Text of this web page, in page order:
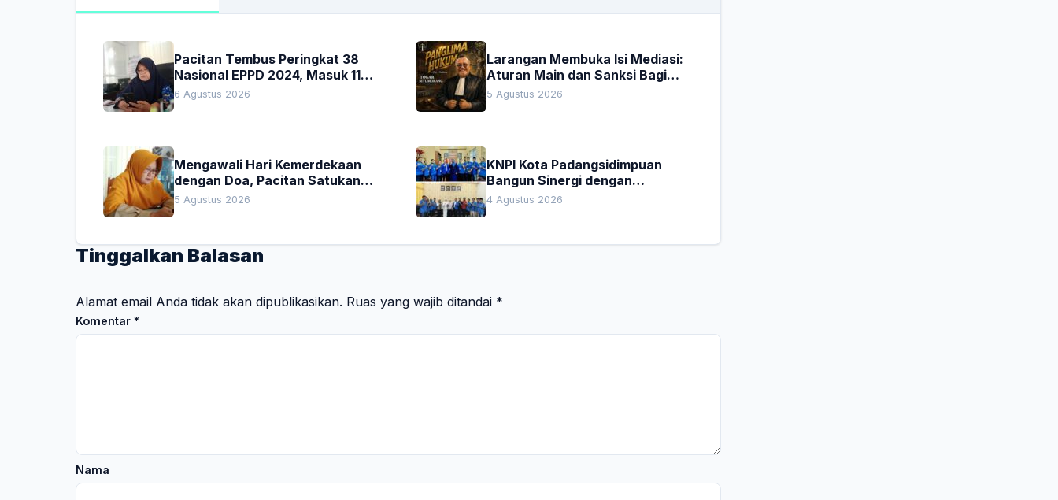
Pacitan Tembus Peringkat 38
Nasional EPPD 2024, Masuk 11
Besar di Jatim
6 Agustus 2026
Larangan Membuka Isi Mediasi:
Aturan Main dan Sanksi Bagi
Penegak Hukum
5 Agustus 2026
Mengawali Hari Kemerdekaan
dengan Doa, Pacitan Satukan
Hati untuk Indonesia
5 Agustus 2026
KNPI Kota Padangsidimpuan
Bangun Sinergi dengan
Pengadilan Negeri dan DPRD
4 Agustus 2026
Tinggalkan Balasan
Alamat email Anda tidak akan dipublikasikan. Ruas yang wajib ditandai *
Komentar *
Nama